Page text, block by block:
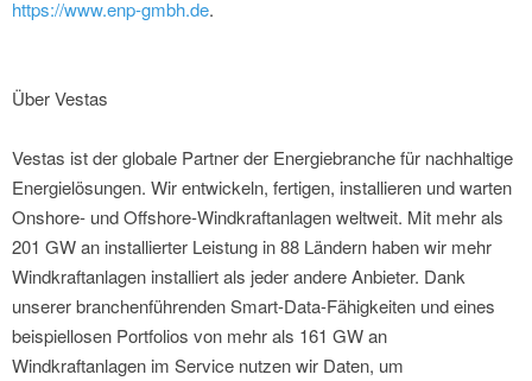
https://www.enp-gmbh.de.
Über Vestas
Vestas ist der globale Partner der Energiebranche für nachhaltige
Energielösungen. Wir entwickeln, fertigen, installieren und warten
Onshore- und Offshore-Windkraftanlagen weltweit. Mit mehr als
201 GW an installierter Leistung in 88 Ländern haben wir mehr
Windkraftanlagen installiert als jeder andere Anbieter. Dank
unserer branchenführenden Smart-Data-Fähigkeiten und eines
beispiellosen Portfolios von mehr als 161 GW an
Windkraftanlagen im Service nutzen wir Daten, um